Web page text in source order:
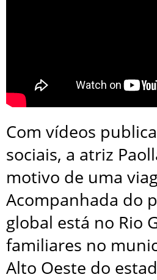
Com vídeos
sociais, a atriz
motivo de uma
Acompanhada do
global está no Rio
familiares no
Alto Oeste do